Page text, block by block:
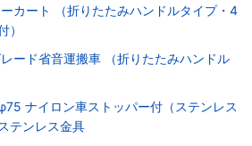
カート （折りたたみハンドルタイプ・4
）
ード省音運搬車 （折りたたみハンドル
ナイロン車ストッパー付（ステンレス
テンレス金具